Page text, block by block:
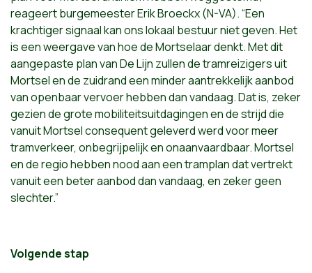
reageert burgemeester Erik Broeckx (N-VA). “Een
krachtiger signaal kan ons lokaal bestuur niet geven. Het
is een weergave van hoe de Mortselaar denkt. Met dit
aangepaste plan van De Lijn zullen de tramreizigers uit
Mortsel en de zuidrand een minder aantrekkelijk aanbod
van openbaar vervoer hebben dan vandaag. Dat is, zeker
gezien de grote mobiliteitsuitdagingen en de strijd die
vanuit Mortsel consequent geleverd werd voor meer
tramverkeer, onbegrijpelijk en onaanvaardbaar. Mortsel
en de regio hebben nood aan een tramplan dat vertrekt
vanuit een beter aanbod dan vandaag, en zeker geen
slechter.”
Volgende stap